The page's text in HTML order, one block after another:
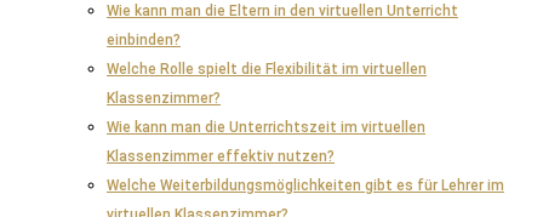
Wie kann man die Eltern in den virtuellen Unterricht
einbinden?
Welche Rolle spielt die Flexibilität im virtuellen
Klassenzimmer?
Wie kann man die Unterrichtszeit im virtuellen
Klassenzimmer effektiv nutzen?
Welche Weiterbildungsmöglichkeiten gibt es für Lehrer im